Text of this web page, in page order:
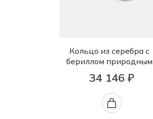
Кольцо из серебра с
бериллом природным
34 146 ₽